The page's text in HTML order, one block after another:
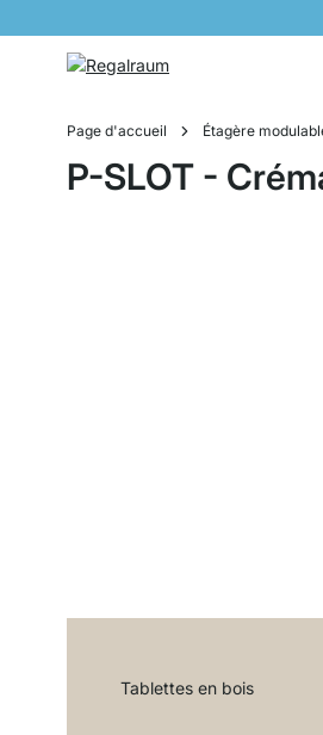
Page d'accueil Étagère
P-SLOT -
Tablettes en bois